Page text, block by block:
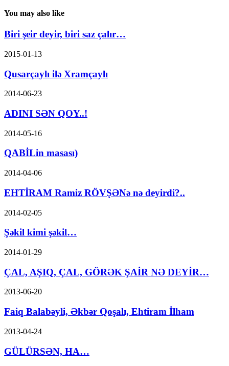
You may also like
Biri şeir deyir, biri saz çalır…
2015-01-13
Qusarçaylı ilə Xramçaylı
2014-06-23
ADINI SƏN QOY..!
2014-05-16
QABİLin masası)
2014-04-06
EHTİRAM Ramiz RÖVŞƏNə nə deyirdi?..
2014-02-05
Şəkil kimi şəkil…
2014-01-29
ÇAL, AŞIQ, ÇAL, GÖRƏK ŞAİR NƏ DEYİR…
2013-06-20
Faiq Balabəyli, Əkbər Qoşalı, Ehtiram İlham
2013-04-24
GÜLÜRSƏN, HA…